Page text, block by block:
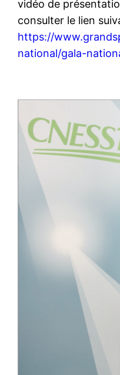
vidéo de
consulter le lien
https://
national/gala-